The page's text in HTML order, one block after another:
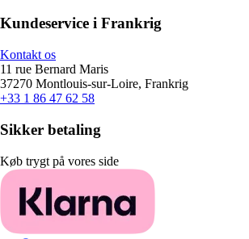
Kundeservice i Frankrig
Kontakt os
11 rue Bernard Maris
37270 Montlouis-sur-Loire, Frankrig
+33 1 86 47 62 58
Sikker betaling
Køb trygt på vores side